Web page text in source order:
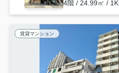
4階 / 24.99㎡ / 1K
賃貸マンション